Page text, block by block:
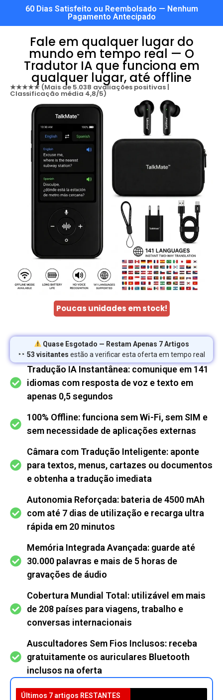
60 Dias Satisfeito ou Reembolsado — Nenhum
Pagamento Antecipado
Fale em qualquer lugar do
mundo em tempo real — O
Tradutor IA que funciona em
qualquer lugar, até offline
★★★★★ (Mais de 5.038 avaliações positivas |
Classificação média 4,8/5)
Poucas unidades em stock!
Quase Esgotado — Restam Apenas 7 Artigos
53 visitantes estão a verificar esta oferta em tempo real
Tradução IA Instantânea: comunique em 141
idiomas com resposta de voz e texto em
apenas 0,5 segundos
100% Offline: funciona sem Wi-Fi, sem SIM e
sem necessidade de aplicações externas
Câmara com Tradução Inteligente: aponte
para textos, menus, cartazes ou documentos
e obtenha a tradução imediata
Autonomia Reforçada: bateria de 4500 mAh
com até 7 dias de utilização e recarga ultra
rápida em 20 minutos
Memória Integrada Avançada: guarde até
30.000 palavras e mais de 5 horas de
gravações de áudio
Cobertura Mundial Total: utilizável em mais
de 208 países para viagens, trabalho e
conversas internacionais
Auscultadores Sem Fios Inclusos: receba
gratuitamente os auriculares Bluetooth
inclusos na oferta
Últimos 7 artigos RESTANTES